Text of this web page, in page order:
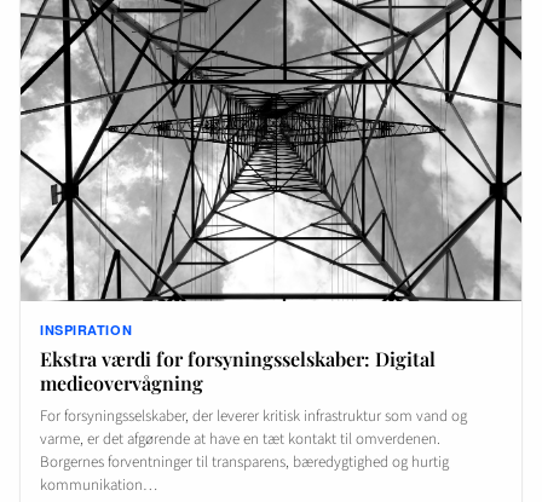
INSPIRATION
Ekstra værdi for forsyningsselskaber: Digital
medieovervågning
For forsyningsselskaber, der leverer kritisk infrastruktur som vand og
varme, er det afgørende at have en tæt kontakt til omverdenen.
Borgernes forventninger til transparens, bæredygtighed og hurtig
kommunikation…